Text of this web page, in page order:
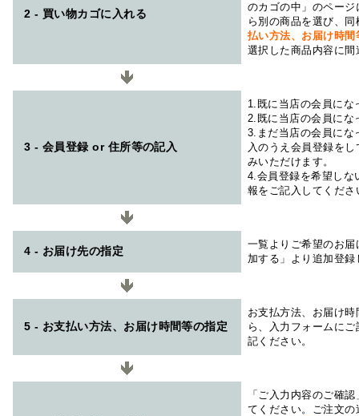
2 - 買い物カゴに入れる
のカゴの中」のペー
ら別の商品を選び、
払い方法、お届け時
選択した商品内容に
3 - 会員登録 or 住所等の記入
1.既に当店の会員にな
2.既に当店の会員にな
3.まだ当店の会員にな
入のうえ会員登録を
みいただけます。
4.会員登録を希望しな
報をご記入してくださ
4 - お届け先の指定
一覧よりご希望のお
加する」より追加登
5 - お支払い方法、お届け時間等の指定
お支払方法、お届け
ら、入力フォームに
記ください。
「ご入力内容のご確
てください。ご注文